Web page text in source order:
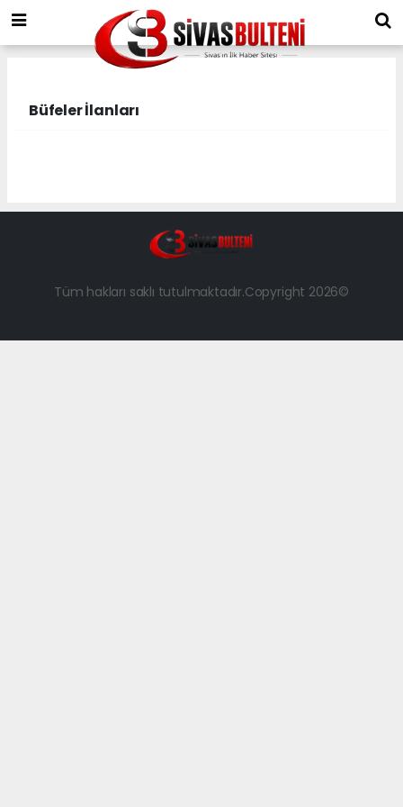
Büfeler İlanları
Tüm hakları saklı tutulmaktadır.Copyright 2026©